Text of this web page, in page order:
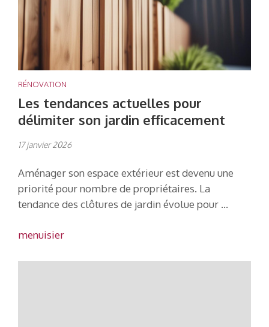
RÉNOVATION
Les tendances actuelles pour
délimiter son jardin efficacement
17 janvier 2026
Aménager son espace extérieur est devenu une
priorité pour nombre de propriétaires. La
tendance des clôtures de jardin évolue pour …
menuisier